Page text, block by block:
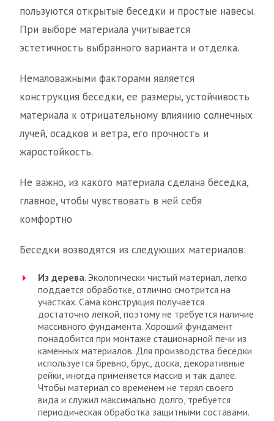
пользуются открытые беседки и простые навесы.
При выборе материала учитывается
эстетичность выбранного варианта и отделка.
Немаловажными факторами является
конструкция беседки, ее размеры, устойчивость
материала к отрицательному влиянию солнечных
лучей, осадков и ветра, его прочность и
жаростойкость.
Не важно, из какого материала сделана беседка,
главное, чтобы чувствовать в ней себя
комфортно
Беседки возводятся из следующих материалов:
Из дерева. Экологически чистый материал, легко
поддается обработке, отлично смотрится на
участках. Сама конструкция получается
достаточно легкой, поэтому не требуется наличие
массивного фундамента. Хороший фундамент
понадобится при монтаже стационарной печи из
каменных материалов. Для производства беседки
используется бревно, брус, доска, декоративные
рейки, иногда применяется массив и так далее.
Чтобы материал со временем не терял своего
вида и служил максимально долго, требуется
периодическая обработка защитными составами.